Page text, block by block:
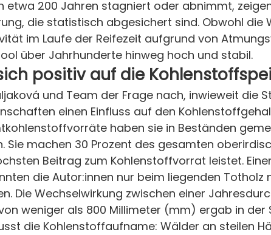
etwa 200 Jahren stagniert oder abnimmt,
die statistisch abgesichert sind. Obwohl die
im Laufe der Reifezeit aufgrund von
über Jahrhunderte hinweg hoch und stabil.
positiv auf die
und Team der Frage nach, inwieweit die
einen Einfluss auf den
haben sie in Beständen
Sie machen 30 Prozent des gesamten
Beitrag zum Kohlenstoffvorrat leistet.
die Autor:innen nur beim liegenden Totholz
Die Wechselwirkung zwischen einer
weniger als 800 Millimeter (mm) ergab in
die Kohlenstoffaufname: Wälder an steilen